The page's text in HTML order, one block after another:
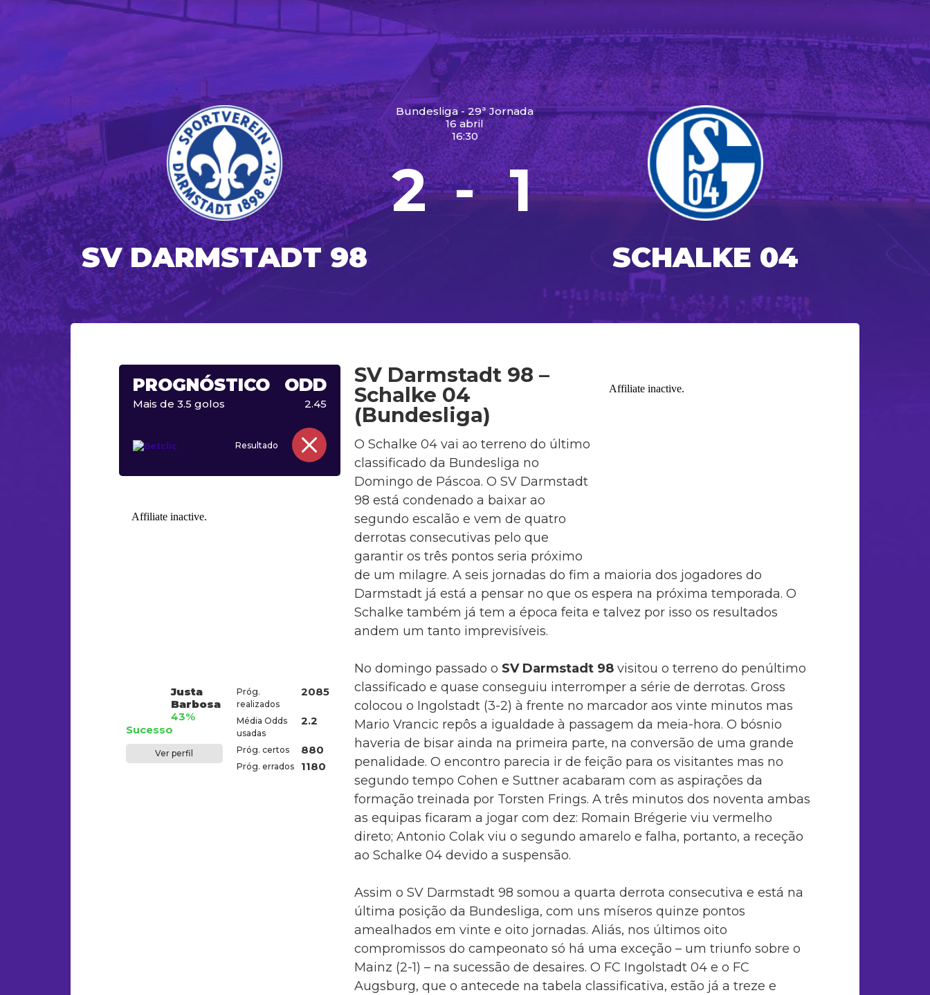
SV DARMSTADT 98
Bundesliga - 29ª Jornada
16 abril
16:30
2 - 1
SCHALKE 04
PROGNÓSTICO ODD
Mais de 3.5 golos 2.45
Resultado
Justa
Barbosa
43%
Sucesso
Ver perfil
Próg.
realizados
2085
Média Odds
usadas
2.2
Próg. certos 880
Próg. errados 1180
SV Darmstadt 98 –
Schalke 04
(Bundesliga)
O Schalke 04 vai ao terreno do último
classificado da Bundesliga no
Domingo de Páscoa. O SV Darmstadt
98 está condenado a baixar ao
segundo escalão e vem de quatro
derrotas consecutivas pelo que
garantir os três pontos seria próximo
de um milagre. A seis jornadas do fim a maioria dos jogadores do
Darmstadt já está a pensar no que os espera na próxima temporada. O
Schalke também já tem a época feita e talvez por isso os resultados
andem um tanto imprevisíveis.
No domingo passado o SV Darmstadt 98visitou o terreno do penúltimo
classificado e quase conseguiu interromper a série de derrotas. Gross
colocou o Ingolstadt (3-2) à frente no marcador aos vinte minutos mas
Mario Vrancic repôs a igualdade à passagem da meia-hora. O bósnio
haveria de bisar ainda na primeira parte, na conversão de uma grande
penalidade. O encontro parecia ir de feição para os visitantes mas no
segundo tempo Cohen e Suttner acabaram com as aspirações da
formação treinada por Torsten Frings. A três minutos dos noventa ambas
as equipas ficaram a jogar com dez: Romain Brégerie viu vermelho
direto; Antonio Colak viu o segundo amarelo e falha, portanto, a receção
ao Schalke 04 devido a suspensão.
Assim o SV Darmstadt 98 somou a quarta derrota consecutiva e está na
última posição da Bundesliga, com uns míseros quinze pontos
amealhados em vinte e oito jornadas. Aliás, nos últimos oito
compromissos do campeonato só há uma exceção – um triunfo sobre o
Mainz (2-1) – na sucessão de desaires. O FC Ingolstadt 04 e o FC
Augsburg, que o antecede na tabela classificativa, estão já a treze e